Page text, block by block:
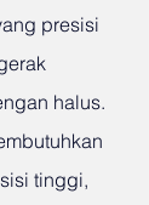
presisi
halus.
tinggi,